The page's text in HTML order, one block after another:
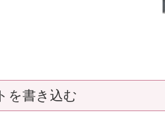
を書き込む